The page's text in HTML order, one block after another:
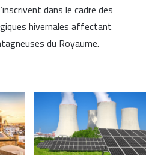
dans le cadre des
hivernales affectant
du Royaume.